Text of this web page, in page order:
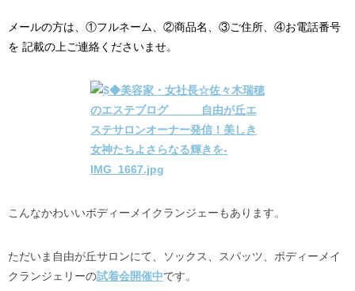
メールの方は、①フルネーム、②商品名、③ご住所、④お電話番号
を 記載の上ご連絡くださいませ。
こんなかわいいボディーメイクランジェーもあります。
ただいま自由が丘サロンにて、ソックス、スパッツ、ボディーメイ
クランジェリーの試着会開催中です。